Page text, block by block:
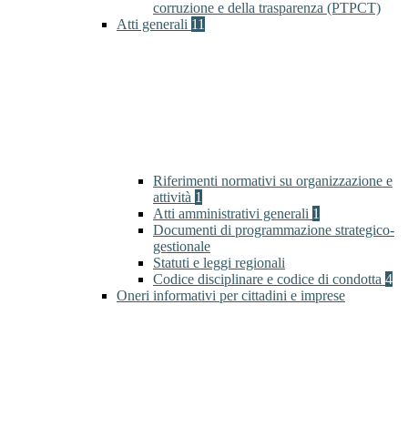
corruzione e della trasparenza (PTPCT)
Atti generali 11
Riferimenti normativi su organizzazione e
attività 1
Atti amministrativi generali 1
Documenti di programmazione strategico-
gestionale
Statuti e leggi regionali
Codice disciplinare e codice di condotta 4
Oneri informativi per cittadini e imprese